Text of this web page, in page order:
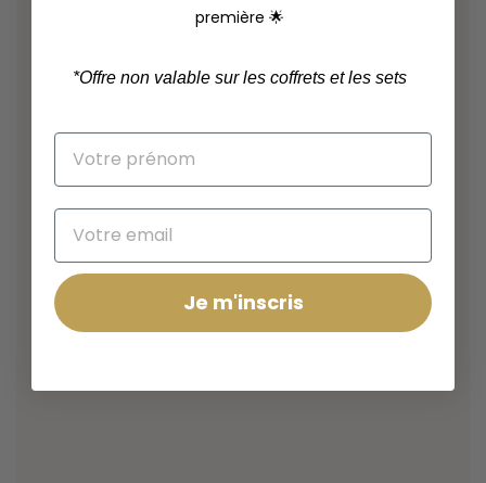
première 🌟
*Offre non valable sur les coffrets et les sets
Je m'inscris